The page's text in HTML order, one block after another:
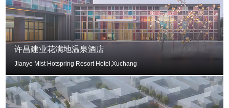
许昌建业花满地温泉酒店
Jianye Mist Hotspring Resort Hotel,Xuchang